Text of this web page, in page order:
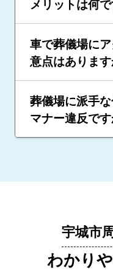
メリットは何
車で葬儀場に
意点はあります
葬儀場に派手
マナー違反です
宇城市
わかり